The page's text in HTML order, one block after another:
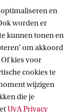
en
worden er
kunnen tonen en
om akkoord
kies voor
cookies te
wijzigen
die je
UvA Privacy